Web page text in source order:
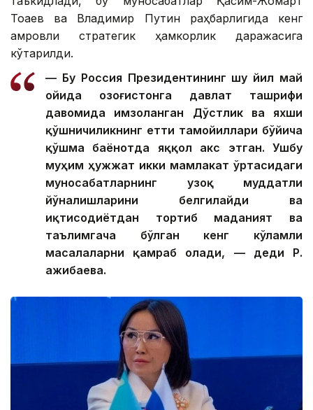
Тоқаев ва Владимир Путин раҳбарлигида кенг
қамровли стратегик ҳамкорлик даражасига
кўтарилди.
— Бу Россия Президентининг шу йил май
ойида Қозоғистонга давлат ташрифи
давомида имзоланган Дўстлик ва яхши
қўшничиликнинг етти тамойиллари бўйича
қўшма баёнотда яққол акс этган. Ушбу
муҳим ҳужжат икки мамлакат ўртасидаги
муносабатларнинг узоқ муддатли
йўналишларини белгилайди ва
иқтисодиётдан тортиб маданият ва
таълимгача бўлган кенг кўламли
масалаларни қамраб олади, — деди Р.
Қажибаева.